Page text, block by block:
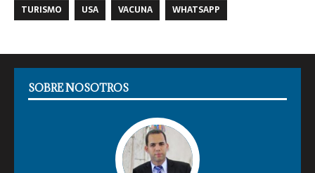
TURISMO
USA VACUNA WHATSAPP
SOBRE NOSOTROS